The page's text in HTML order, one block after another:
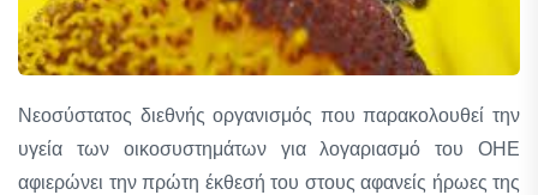
Νεοσύστατος διεθνής οργανισμός που παρακολουθεί την
υγεία των οικοσυστημάτων για λογαριασμό του ΟΗΕ
αφιερώνει την πρώτη έκθεσή του στους αφανείς ήρωες της